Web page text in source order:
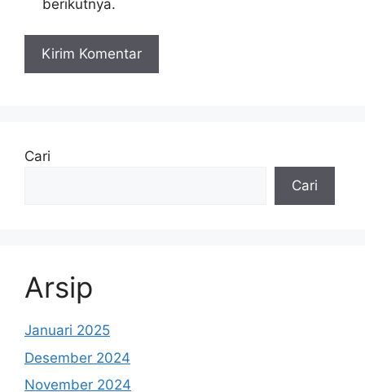
berikutnya.
Cari
Cari
Arsip
Januari 2025
Desember 2024
November 2024